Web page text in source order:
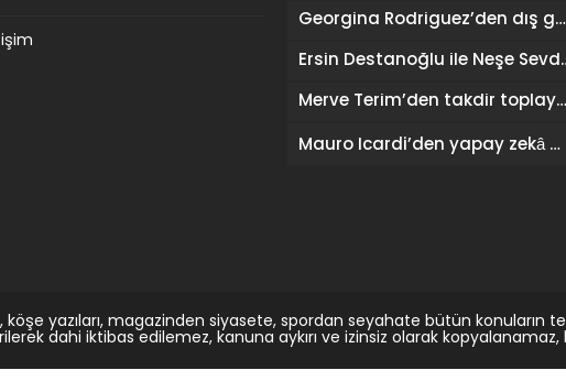
Georgina Rodriguez’den dış görünüş eleştirilerine yanıt
Ersin
Merve Terim’den takdir toplayan davranış
Mauro Icardi’den yapay zekâ destekli paylaşım
yazıları, magazinden siyasete, spordan seyahate bütün konuların
dahi iktibas edilemez, kanuna aykırı ve izinsiz olarak